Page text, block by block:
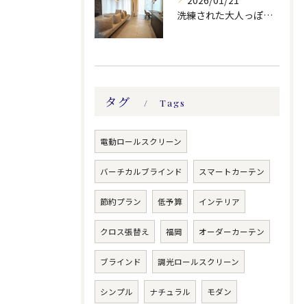
洗練された大人っぽい空間。
タグ Tags
電動ロールスクリーン
バーチカルブラインド スマートカーテン
節約プラン 低予算 インテリア
クロス張替え 福岡 オーダーカーテン
ブラインド 調光ロールスクリーン
シンプル ナチュラル モダン